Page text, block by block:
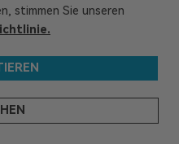
ständig nach
dem Gebiet der
stimmen Sie unseren